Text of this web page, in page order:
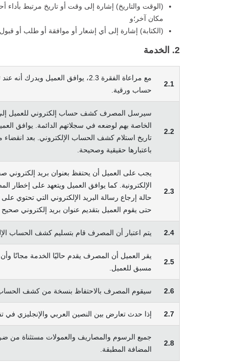
(الوقت والتاريخ) إشارة إلى وقت أو تاريخ مرتبط بأداء
مكان آخر؛و
(الكتابة) إشارة إلى أي إشعار أو موافقة أو طلب أو
2. الخدمة
2.1
مع مراعاة الفقرة 2.3، يوافق
حساب ورقية.
2.2
سيرسل المصرف كشف حساب إلكتروني للعميل إلى
باعتبارها حقيقية وصحيحة.
2.3
يجب على العميل أن يحتفظ بعنوان بريد إلكتروني
الإلكترونية. كما يوافق العميل ويتعهد على إخطار
حالة إرجاع رسالة البريد الإلكتروني التي تحتوي
حتى يقوم العميل بتقديم عنوان بريد إلكتروني
2.4 يتم اعتبار أن المصرف قام بتسليم كشف الحساب
2.5
يقر العميل أن المصرف يقدم حاليًا الخدمة مجانًا
مسبق للعميل.
2.6 سيقوم المصرف بالاحتفاظ بنسخة من كشف الحساب الإلكتروني للعميل لمدة اثني
2.7 إذا حدث تعارض بين النصين العربي والإنجليزي في
2.8
جميع الرسوم والمصاريف والعمولات مستثناة من
المضافة المطبقة.